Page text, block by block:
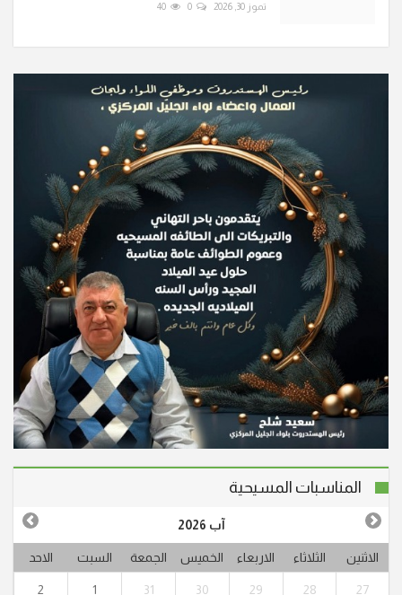
تموز 30, 2026 0
40
المناسبات المسيحية
آب 2026
الاثنين الثلاثاء الاربعاء الخميس الجمعة السبت الاحد
27
28
29
30
31
1
2